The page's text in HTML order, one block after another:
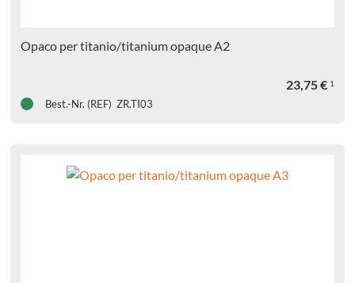
Opaco per titanio/titanium opaque A2
23,75€ 1
Best.-Nr. (REF) ZR.TI03